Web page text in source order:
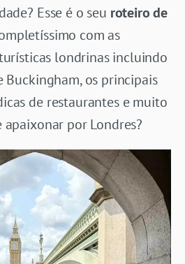
Esse é o seu roteiro de
com as
londrinas incluindo
Buckingham, os principais
de restaurantes e muito
apaixonar por Londres?